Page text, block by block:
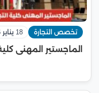
تخصص التجارة 18 يناير 2026
الماجستير المهنى